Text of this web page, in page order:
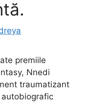
premiile
Nnedi
traumatizant